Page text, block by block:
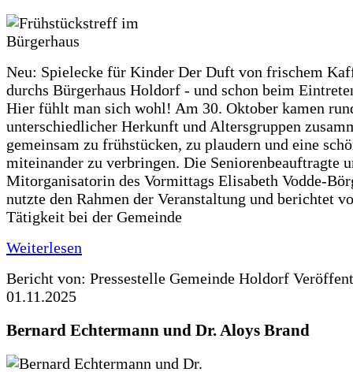
Neu: Spielecke für Kinder Der Duft von frischem
durchs Bürgerhaus Holdorf - und schon beim
Hier fühlt man sich wohl! Am 30. Oktober kamen
unterschiedlicher Herkunft und Altersgruppen
gemeinsam zu frühstücken, zu plaudern und eine
miteinander zu verbringen. Die Seniorenbeauftragte
Mitorganisatorin des Vormittags Elisabeth Vodde-
nutzte den Rahmen der Veranstaltung und berichtet
Tätigkeit bei der Gemeinde
Weiterlesen
Bericht von: Pressestelle Gemeinde Holdorf
01.11.2025
Bernard Echtermann und Dr. Aloys Brand